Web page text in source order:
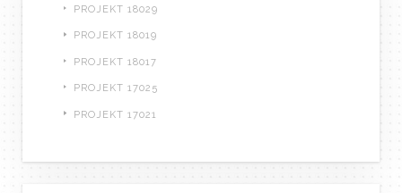
PROJEKT 18029
PROJEKT 18019
PROJEKT 18017
PROJEKT 17025
PROJEKT 17021